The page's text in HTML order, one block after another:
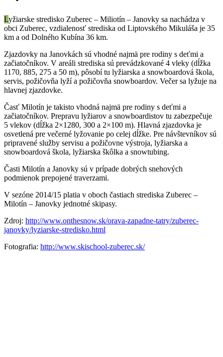
Lyžiarske stredisko Zuberec – Miliotín – Janovky sa nachádza v
obci Zuberec, vzdialenosť strediska od Liptovského Mikuláša je 35
km a od Dolného Kubína 36 km.
Zjazdovky na Janovkách sú vhodné najmä pre rodiny s deťmi a
začiatočníkov. V areáli strediska sú prevádzkované 4 vleky (dĺžka
1170, 885, 275 a 50 m), pôsobí tu lyžiarska a snowboardová škola,
servis, požičovňa lyží a požičovňa snowboardov. Večer sa lyžuje na
hlavnej zjazdovke.
Časť Milotín je takisto vhodná najmä pre rodiny s deťmi a
začiatočníkov. Prepravu lyžiarov a snowboardistov tu zabezpečuje
5 vlekov (dĺžka 2×1280, 300 a 2×100 m). Hlavná zjazdovka je
osvetlená pre večerné lyžovanie po celej dĺžke. Pre návštevníkov sú
pripravené služby servisu a požičovne výstroja, lyžiarska a
snowboardová škola, lyžiarska škôlka a snowtubing.
Časti Milotín a Janovky sú v prípade dobrých snehových
podmienok prepojené traverzami.
V sezóne 2014/15 platia v oboch častiach strediska Zuberec –
Milotín – Janovky jednotné skipasy.
Zdroj: http://www.onthesnow.sk/orava-zapadne-tatry/zuberec-
janovky/lyziarske-stredisko.html
Fotografia: http://www.skischool-zuberec.sk/